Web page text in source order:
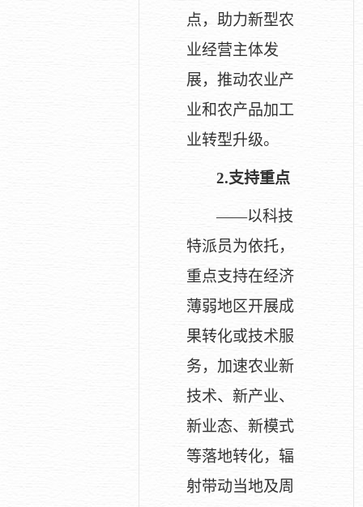
点，助力新型农
业经营主体发
展，推动农业产
业和农产品加工
业转型升级。
2.支持重点
——以科技
特派员为依托，
重点支持在经济
薄弱地区开展成
果转化或技术服
务，加速农业新
技术、新产业、
新业态、新模式
等落地转化，辐
射带动当地及周